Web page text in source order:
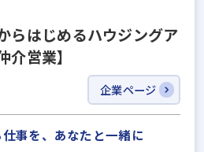
らはじめるハウジングア
介営業】
企業ページ
事を、あなたと一緒に